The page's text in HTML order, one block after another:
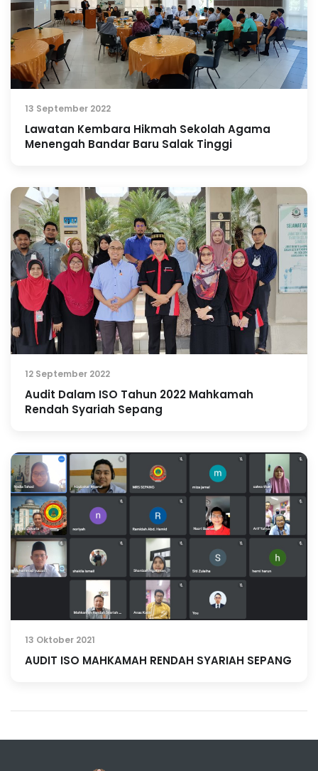
13 September 2022
Lawatan Kembara Hikmah Sekolah Agama
Menengah Bandar Baru Salak Tinggi
12 September 2022
Audit Dalam ISO Tahun 2022 Mahkamah
Rendah Syariah Sepang
13 Oktober 2021
AUDIT ISO MAHKAMAH RENDAH SYARIAH SEPANG